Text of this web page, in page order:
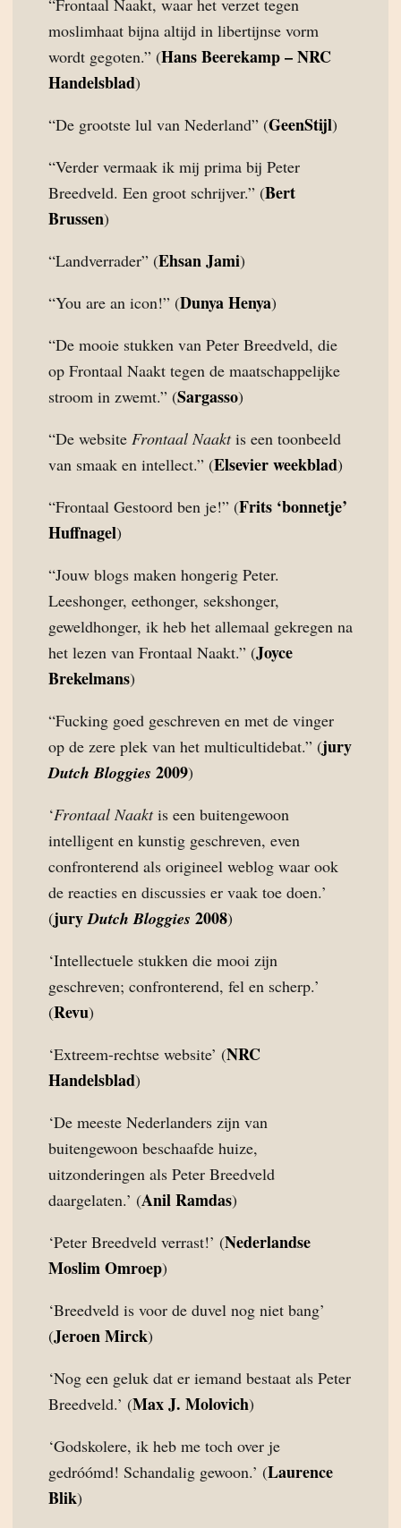
“Frontaal Naakt, waar het verzet tegen
moslimhaat bijna altijd in libertijnse vorm
wordt gegoten.” (Hans Beerekamp – NRC
Handelsblad)
“De grootste lul van Nederland” (GeenStijl)
“Verder vermaak ik mij prima bij Peter
Breedveld. Een groot schrijver.” (Bert
Brussen)
“Landverrader” (Ehsan Jami)
“You are an icon!” (Dunya Henya)
“De mooie stukken van Peter Breedveld, die
op Frontaal Naakt tegen de maatschappelijke
stroom in zwemt.” (Sargasso)
“De website Frontaal Naaktis een toonbeeld
van smaak en intellect.” (Elsevier weekblad)
“Frontaal Gestoord ben je!” (Frits ‘bonnetje’
Huffnagel)
“Jouw blogs maken hongerig Peter.
Leeshonger, eethonger, sekshonger,
geweldhonger, ik heb het allemaal gekregen na
het lezen van Frontaal Naakt.” (Joyce
Brekelmans)
“Fucking goed geschreven en met de vinger
op de zere plek van het multicultidebat.” (jury
Dutch Bloggies 2009)
‘Frontaal Naaktis een buitengewoon
intelligent en kunstig geschreven, even
confronterend als origineel weblog waar ook
de reacties en discussies er vaak toe doen.’
(juryDutch Bloggies 2008)
‘Intellectuele stukken die mooi zijn
geschreven; confronterend, fel en scherp.’
(Revu)
‘Extreem-rechtse website’ (NRC
Handelsblad)
‘De meeste Nederlanders zijn van
buitengewoon beschaafde huize,
uitzonderingen als Peter Breedveld
daargelaten.’ (Anil Ramdas)
‘Peter Breedveld verrast!’ (Nederlandse
Moslim Omroep)
‘Breedveld is voor de duvel nog niet bang’
(Jeroen Mirck)
‘Nog een geluk dat er iemand bestaat als Peter
Breedveld.’ (Max J. Molovich)
‘Godskolere, ik heb me toch over je
gedróómd! Schandalig gewoon.’ (Laurence
Blik)